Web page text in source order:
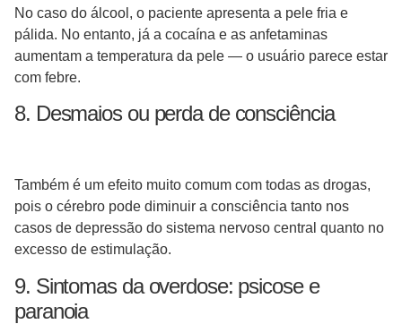
No caso do álcool, o paciente apresenta a pele fria e
pálida. No entanto, já a cocaína e as anfetaminas
aumentam a temperatura da pele — o usuário parece estar
com febre.
8. Desmaios ou perda de consciência
Também é um efeito muito comum com todas as drogas,
pois o cérebro pode diminuir a consciência tanto nos
casos de depressão do sistema nervoso central quanto no
excesso de estimulação.
9. Sintomas da overdose: psicose e
paranoia